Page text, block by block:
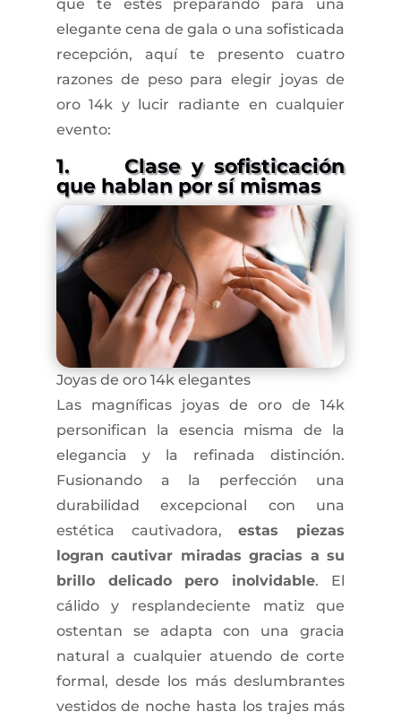
que te estés preparando para una
elegante cena de gala o una sofisticada
recepción, aquí te presento cuatro
razones de peso para elegir joyas de
oro 14k y lucir radiante en cualquier
evento:
1. Clase y sofisticación
que hablan por sí mismas
Joyas de oro 14k elegantes
Las magníficas joyas de oro de 14k
personifican la esencia misma de la
elegancia y la refinada distinción.
Fusionando a la perfección una
durabilidad excepcional con una
estética cautivadora,estas piezas
logran cautivar miradas gracias a su
brillo delicado pero inolvidable. El
cálido y resplandeciente matiz que
ostentan se adapta con una gracia
natural a cualquier atuendo de corte
formal, desde los más deslumbrantes
vestidos de noche hasta los trajes más